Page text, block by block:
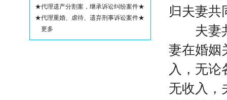
★代理遗产分割案，继承诉讼纠纷案件★
★代理重婚、虐待、遗弃刑事诉讼案件★
更多
归夫妻共
夫妻共
妻在婚姻
入，无论
无收入，